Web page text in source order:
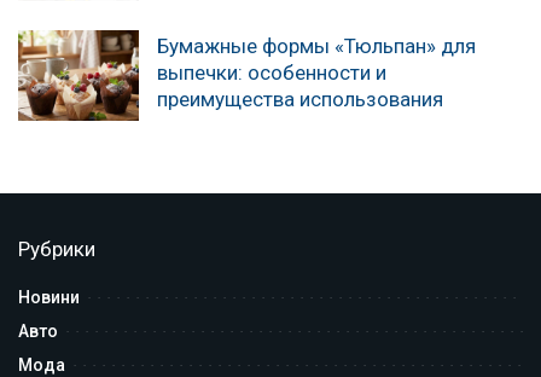
Бумажные формы «Тюльпан» для
выпечки: особенности и
преимущества использования
Рубрики
Новини
Авто
Мода